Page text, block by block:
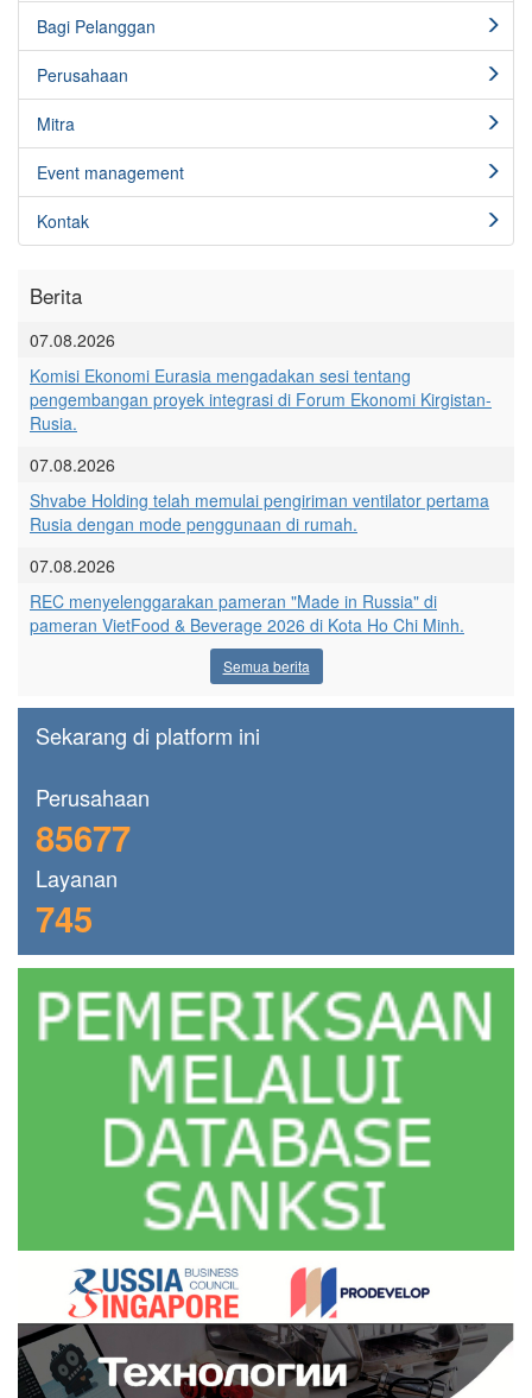
Bagi Pelanggan
Perusahaan
Mitra
Event management
Kontak
Berita
07.08.2026
Komisi Ekonomi Eurasia mengadakan sesi tentang
pengembangan proyek integrasi di Forum Ekonomi Kirgistan-
Rusia.
07.08.2026
Shvabe Holding telah memulai pengiriman ventilator pertama
Rusia dengan mode penggunaan di rumah.
07.08.2026
REC menyelenggarakan pameran "Made in Russia" di
pameran VietFood & Beverage 2026 di Kota Ho Chi Minh.
Semua berita
Sekarang di platform ini
Perusahaan
85677
Layanan
745